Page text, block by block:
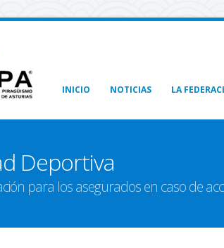
INICIO NOTICIAS LA
Deportiva
para los asegurados en caso de